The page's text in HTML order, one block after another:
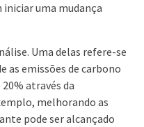
iniciar uma mudança
Uma delas refere-se
emissões de carbono
através da
melhorando as
pode ser alcançado